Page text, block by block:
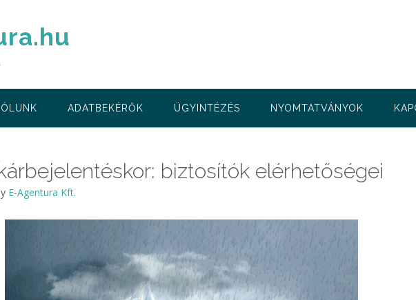
ADATBEKÉRŐK ÜGYINTÉZÉS NYOMTATVÁNYOK
biztosítók elérhetőségei
E-Agentura Kft.